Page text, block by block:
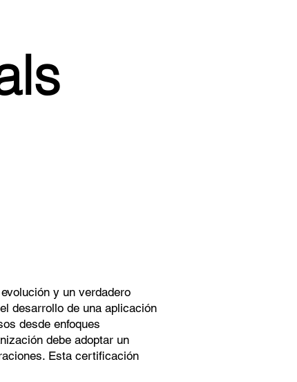
y un verdadero
desarrollo de una aplicación
desde enfoques
debe adoptar un
Esta certificación